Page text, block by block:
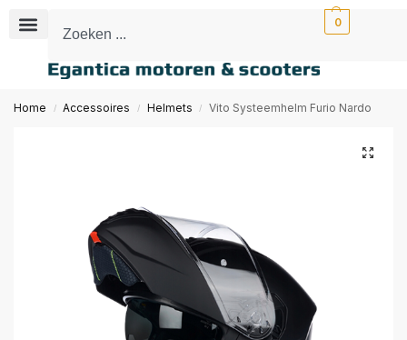
0
Home / Accessoires / Helmets / Vito Systeemhelm Furio Nardo